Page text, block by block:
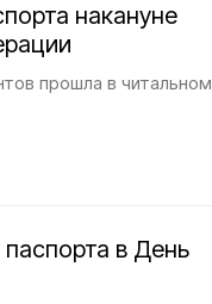
накануне
прошла в читальном
в День